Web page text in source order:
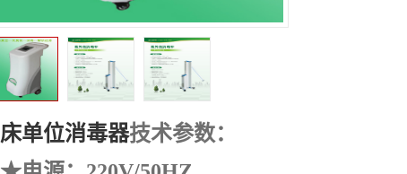
床单位消毒器技术参数：